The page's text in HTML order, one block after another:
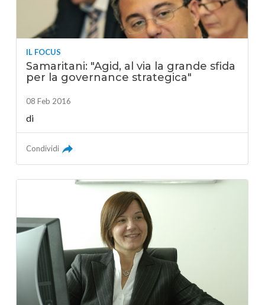
IL FOCUS
Samaritani: "Agid, al via la grande sfida
per la governance strategica"
08 Feb 2016
di
Condividi